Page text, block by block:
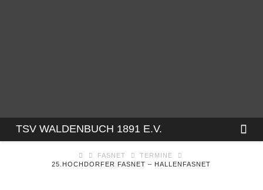
TSV
WALDENBUCH
TSV WALDENBUCH 1891 E.V.
FASNET
TERMINE
25.HOCHDORFER FASNET – HALLENFASNET